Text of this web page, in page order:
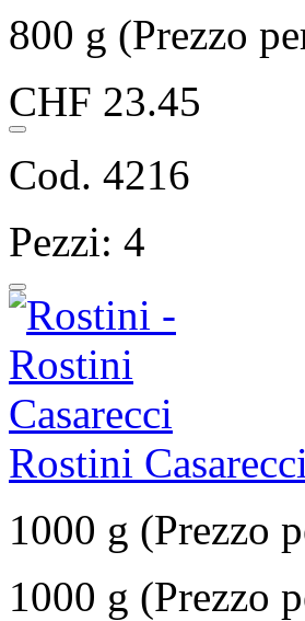
800 g (Prezzo
CHF 23.45
Cod. 4216
Pezzi: 4
Rostini Casarecci
1000 g (Prezzo
1000 g (Prezzo